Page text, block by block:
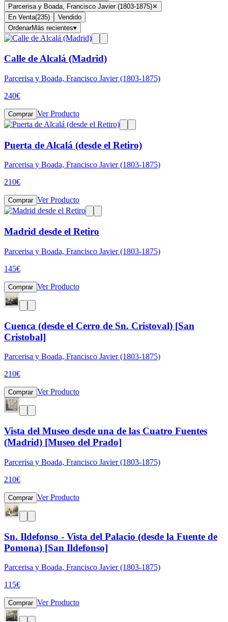
Parcerisa y Boada, Francisco Javier (1803-1875)✕
En Venta(235)
Vendido
OrdenarMás recientes▾
Calle de Alcalá (Madrid)
Parcerisa y Boada, Francisco Javier (1803-1875)
240€
Comprar Ver Producto
Puerta de Alcalá (desde el Retiro)
Parcerisa y Boada, Francisco Javier (1803-1875)
210€
Comprar Ver Producto
Madrid desde el Retiro
Parcerisa y Boada, Francisco Javier (1803-1875)
145€
Comprar Ver Producto
Cuenca (desde el Cerro de Sn. Cristoval) [San
Cristobal]
Parcerisa y Boada, Francisco Javier (1803-1875)
210€
Comprar Ver Producto
Vista del Museo desde una de las Cuatro Fuentes
(Madrid) [Museo del Prado]
Parcerisa y Boada, Francisco Javier (1803-1875)
210€
Comprar Ver Producto
Sn. Ildefonso - Vista del Palacio (desde la Fuente de
Pomona) [San Ildefonso]
Parcerisa y Boada, Francisco Javier (1803-1875)
115€
Comprar Ver Producto